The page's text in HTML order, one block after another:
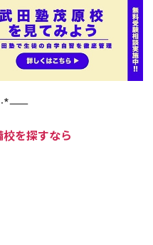
を探すなら